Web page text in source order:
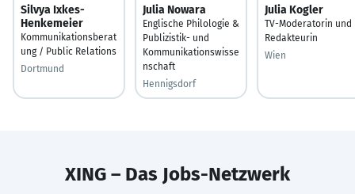
Silvya Ixkes-
Henkemeier
Kommunikationsberat
ung / Public Relations
Dortmund
Julia Nowara
Englische Philologie &
Publizistik- und
Kommunikationswisse
nschaft
Hennigsdorf
Julia Kogler
TV-Moderatorin und
Redakteurin
Wien
XING – Das Jobs-Netzwerk